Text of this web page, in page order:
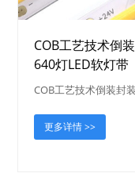
COB工艺技术倒
640灯LED软灯带
COB工艺技术倒装封
更多详情 >>